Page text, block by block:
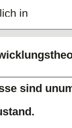
in
sind